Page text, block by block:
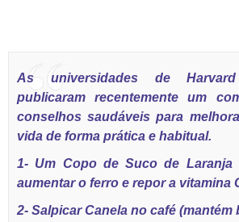
As universidades de
publicaram recentemente um
conselhos saudáveis para
vida de forma prática e habitual.
1- Um Copo de Suco de Laranja
aumentar o ferro e repor a vitamina
2- Salpicar Canela no café